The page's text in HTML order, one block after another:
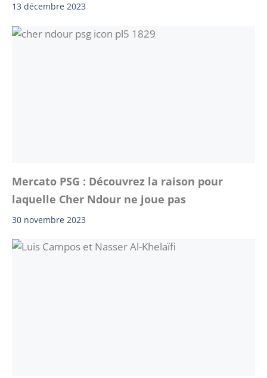
13 décembre 2023
Mercato PSG : Découvrez la raison pour
laquelle Cher Ndour ne joue pas
30 novembre 2023